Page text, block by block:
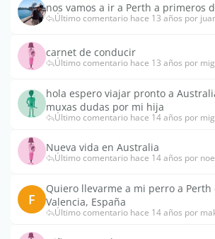
nos vamos a ir a Perth a primeros
Último comentario hace 13 años por
carnet de conducir
Último comentario hace 13 años por
hola espero viajar pronto a
muxas dudas por mi hija
Último comentario hace 14 años por
Nueva vida en Australia
Último comentario hace 14 años por
F
Quiero llevarme a mi perro a Perth
Valencia, España
Último comentario hace 14 años por